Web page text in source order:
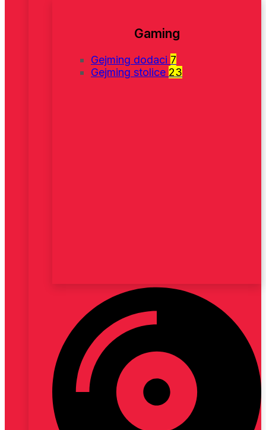
Gaming
Gejming dodaci 7
Gejming stolice 23